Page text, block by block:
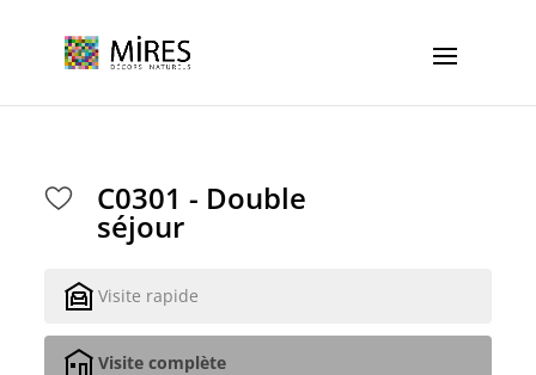
C0301 - Double
séjour
Visite rapide
Visite complète